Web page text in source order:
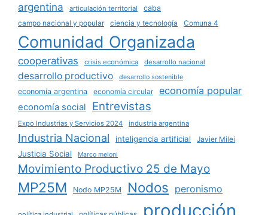
argentina articulación territorial
caba
campo nacional y popular
ciencia y tecnología Comuna 4
Comunidad Organizada
cooperativas crisis económica desarrollo nacional
desarrollo productivo desarrollo sostenible
economía argentina economía circular economía popular
economía social Entrevistas
Expo Industrias y Servicios 2024 industria argentina
Industria Nacional inteligencia artificial Javier Milei
Justicia Social Marco meloni
Movimiento Productivo 25 de Mayo
MP25M Nodo MP25M Nodos peronismo
producción